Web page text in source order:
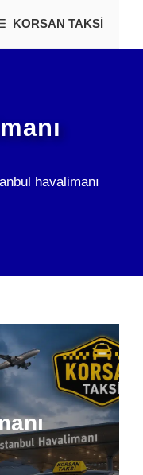
KORSAN TAKSI
havalimanı